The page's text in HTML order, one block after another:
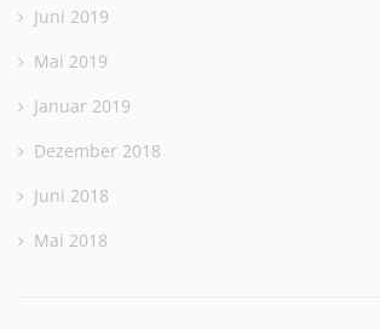
Juni 2019
Mai 2019
Januar 2019
Dezember 2018
Juni 2018
Mai 2018